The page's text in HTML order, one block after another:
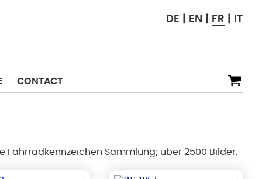
CONTACT
DE EN FR IT
Sammlung; über 2500 Bilder.